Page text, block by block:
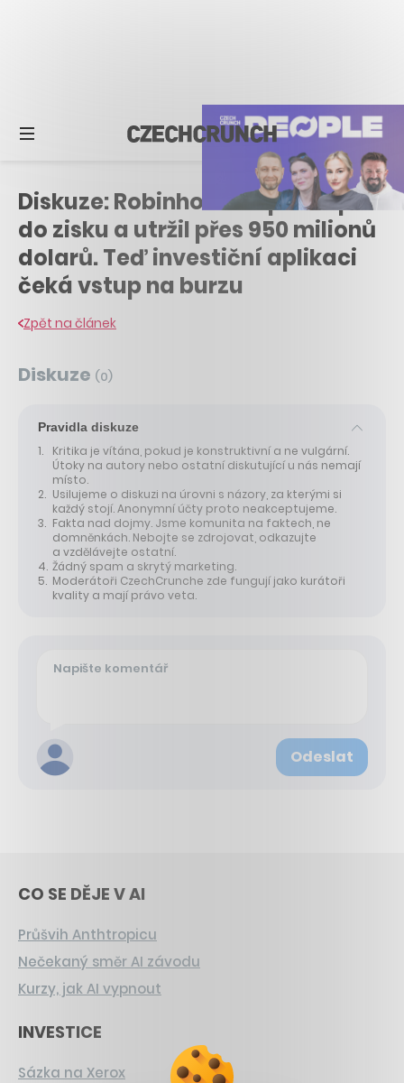
Diskuze: Robinhood se překlopil
do zisku a utržil přes 950 milionů
dolarů. Teď investiční aplikaci
čeká vstup na burzu
Zpět na článek
Diskuze (0)
Pravidla diskuze
Kritika je vítána, pokud je konstruktivní a ne vulgární.
Útoky na autory nebo ostatní diskutující u nás nemají
místo.
Usilujeme o diskuzi na úrovni s názory, za kterými si
každý stojí. Anonymní účty proto neakceptujeme.
Fakta nad dojmy. Jsme komunita na faktech, ne
domněnkách. Nebojte se zdrojovat, odkazujte
a vzdělávejte ostatní.
Žádný spam a skrytý marketing.
Moderátoři CzechCrunche zde fungují jako kurátoři
kvality a mají právo veta.
Odeslat
CO SE DĚJE V AI
Průšvih Anthtropicu
Nečekaný směr AI závodu
Kurzy, jak AI vypnout
INVESTICE
Sázka na Xerox